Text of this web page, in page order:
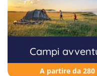
Campi
A partire da 280